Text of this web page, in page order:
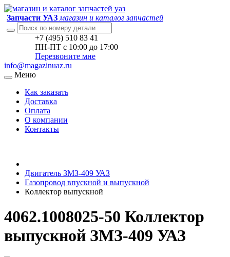
Запчасти УАЗ магазин и каталог запчастей
+7 (495) 510 83 41
ПН-ПТ с 10:00 до 17:00
Перезвоните мне
info@magazinuaz.ru
Меню
Как заказать
Доставка
Оплата
О компании
Контакты
Двигатель ЗМЗ-409 УАЗ
Газопровод впускной и выпускной
Коллектор выпускной
4062.1008025-50 Коллектор
выпускной ЗМЗ-409 УАЗ